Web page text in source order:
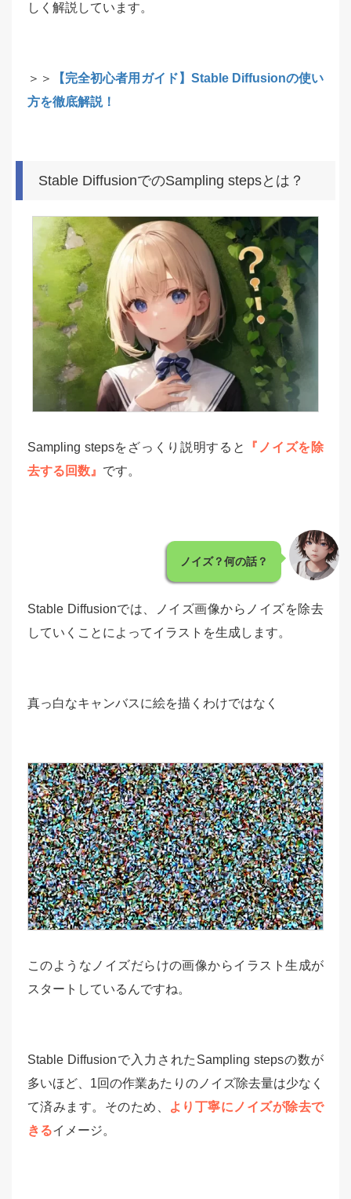
しく解説しています。
＞＞
【完全初心者用ガイド】Stable Diffusionの使い
方を徹底解説！
Stable DiffusionでのSampling stepsとは？
Sampling stepsをざっくり説明すると
『ノイズを除
去する回数』 です。
ノイズ？何の話？
Stable Diffusionでは、ノイズ画像からノイズを除去
していくことによってイラストを生成します。
真っ白なキャンバスに絵を描くわけではなく
このようなノイズだらけの画像からイラスト生成が
スタートしているんですね。
Stable Diffusionで入力されたSampling stepsの数が
多いほど、1回の作業あたりのノイズ除去量は少なく
て済みます。そのため、
より丁寧にノイズが除去で
きるイメージ。